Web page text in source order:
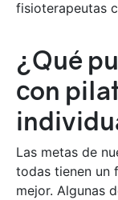
fisioterapeutas
¿Qué
con
Las metas de
todas tienen un
mejor. Algunas